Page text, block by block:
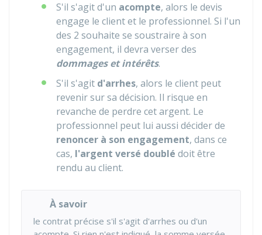
S'il s'agit d'un acompte, alors le devis
engage le client et le professionnel. Si l'un
des 2 souhaite se soustraire à son
engagement, il devra verser des
dommages et intérêts.
S'il s'agit d'arrhes, alors le client peut
revenir sur sa décision. Il risque en
revanche de perdre cet argent. Le
professionnel peut lui aussi décider de
renoncer à son engagement, dans ce
cas, l'argent versé doublé doit être
rendu au client.
À savoir
le contrat précise s'il s'agit d'arrhes ou d'un